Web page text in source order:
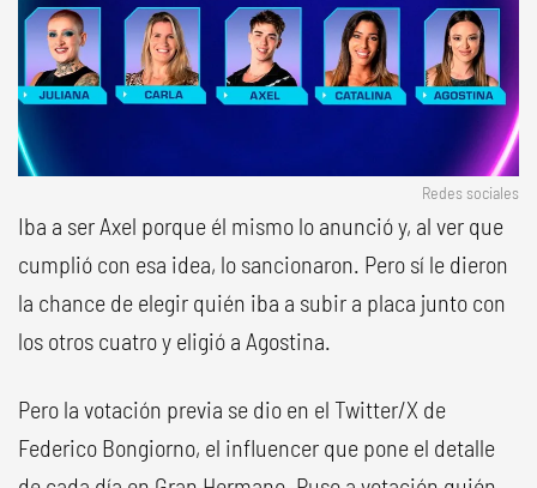
Redes sociales
Iba a ser Axel porque él mismo lo anunció y, al ver que
cumplió con esa idea, lo sancionaron. Pero sí le dieron
la chance de elegir quién iba a subir a placa junto con
los otros cuatro y eligió a Agostina.
Pero la votación previa se dio en el Twitter/X de
Federico Bongiorno, el influencer que pone el detalle